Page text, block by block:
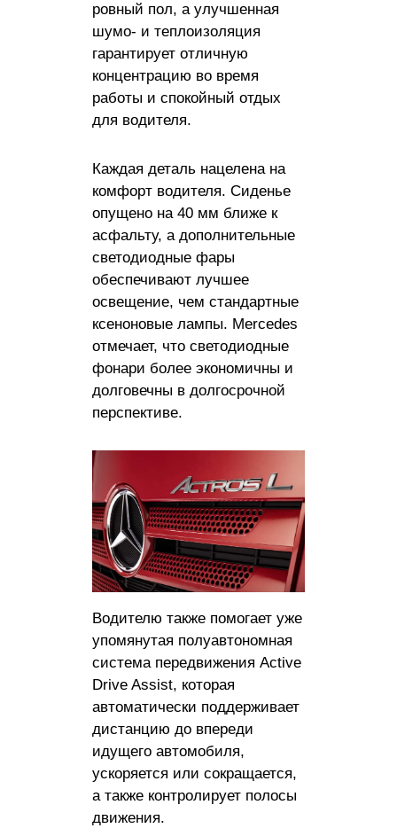
ровный пол, а улучшенная
шумо- и теплоизоляция
гарантирует отличную
концентрацию во время
работы и спокойный отдых
для водителя.
Каждая деталь нацелена на
комфорт водителя. Сиденье
опущено на 40 мм ближе к
асфальту, а дополнительные
светодиодные фары
обеспечивают лучшее
освещение, чем стандартные
ксеноновые лампы. Mercedes
отмечает, что светодиодные
фонари более экономичны и
долговечны в долгосрочной
перспективе.
Водителю также помогает уже
упомянутая полуавтономная
система передвижения Active
Drive Assist, которая
автоматически поддерживает
дистанцию ​​до впереди
идущего автомобиля,
ускоряется или сокращается,
а также контролирует полосы
движения.